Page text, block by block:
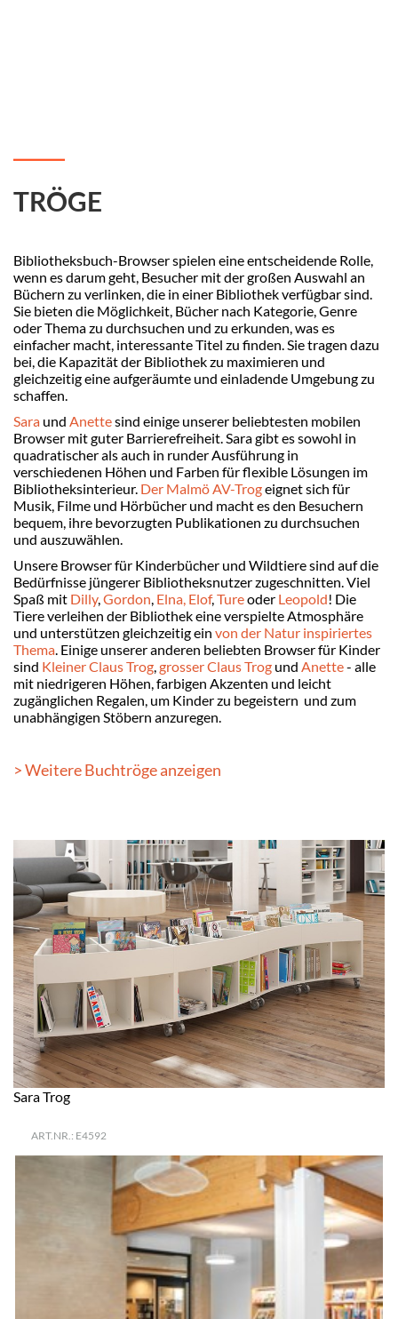
TRÖGE
Bibliotheksbuch-Browser spielen eine entscheidende Rolle,
wenn es darum geht, Besucher mit der großen Auswahl an
Büchern zu verlinken, die in einer Bibliothek verfügbar sind.
Sie bieten die Möglichkeit, Bücher nach Kategorie, Genre
oder Thema zu durchsuchen und zu erkunden, was es
einfacher macht, interessante Titel zu finden. Sie tragen dazu
bei, die Kapazität der Bibliothek zu maximieren und
gleichzeitig eine aufgeräumte und einladende Umgebung zu
schaffen.
Sara und Anettesind einige unserer beliebtesten mobilen
Browser mit guter Barrierefreiheit. Sara gibt es sowohl in
quadratischer als auch in runder Ausführung in
verschiedenen Höhen und Farben für flexible Lösungen im
Bibliotheksinterieur. Der Malmö AV-Trogeignet sich für
Musik, Filme und Hörbücher und macht es den Besuchern
bequem, ihre bevorzugten Publikationen zu durchsuchen
und auszuwählen.
Unsere Browser für Kinderbücher und Wildtiere sind auf die
Bedürfnisse jüngerer Bibliotheksnutzer zugeschnitten. Viel
Spaß mit Dilly,Gordon, Elna, Elof,Tureoder Leopold! Die
Tiere verleihen der Bibliothek eine verspielte Atmosphäre
und unterstützen gleichzeitig ein von der Natur inspiriertes
Thema. Einige unserer anderen beliebten Browser für Kinder
sind Kleiner Claus Trog,grosser Claus Trog und Anette- alle
mit niedrigeren Höhen, farbigen Akzenten und leicht
zugänglichen Regalen, um Kinder zu begeistern und zum
unabhängigen Stöbern anzuregen.
> Weitere Buchtröge anzeigen
Sara Trog
ART.NR.: E4592